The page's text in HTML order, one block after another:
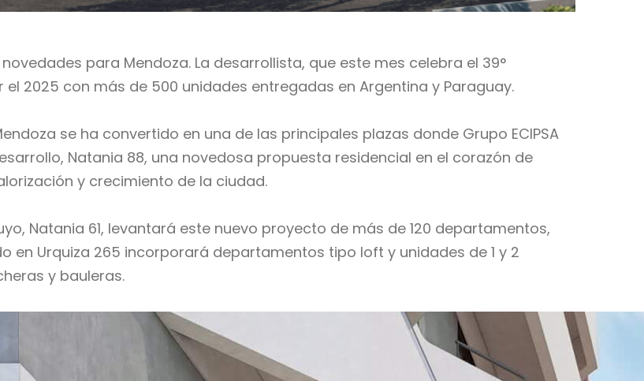
para Mendoza. La desarrollista, que este mes celebra el 39°
2025 con más de 500 unidades entregadas en Argentina y Paraguay.
se ha convertido en una de las principales plazas donde Grupo ECIPSA
Natania 88, una novedosa propuesta residencial en el corazón de
y crecimiento de la ciudad.
Natania 61, levantará este nuevo proyecto de más de 120 departamentos,
en Urquiza 265 incorporará departamentos tipo loft y unidades de 1 y 2
y bauleras.